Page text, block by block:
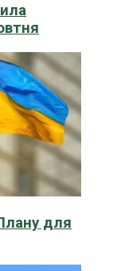
для